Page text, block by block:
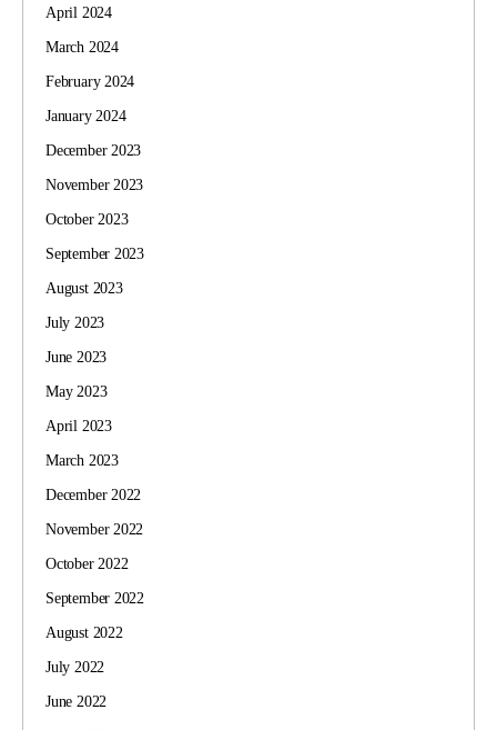
April 2024
March 2024
February 2024
January 2024
December 2023
November 2023
October 2023
September 2023
August 2023
July 2023
June 2023
May 2023
April 2023
March 2023
December 2022
November 2022
October 2022
September 2022
August 2022
July 2022
June 2022